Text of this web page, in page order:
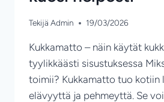
Tekijä Admin 19/03/2026
Kukkamatto – näin käytät
tyylikkäästi sisustuksessa
toimii? Kukkamatto tuo kotiin
elävyyttä ja pehmeyttä. Se